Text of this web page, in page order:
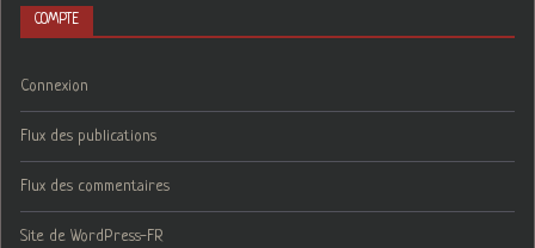
COMPTE
Connexion
Flux des publications
Flux des commentaires
Site de WordPress-FR